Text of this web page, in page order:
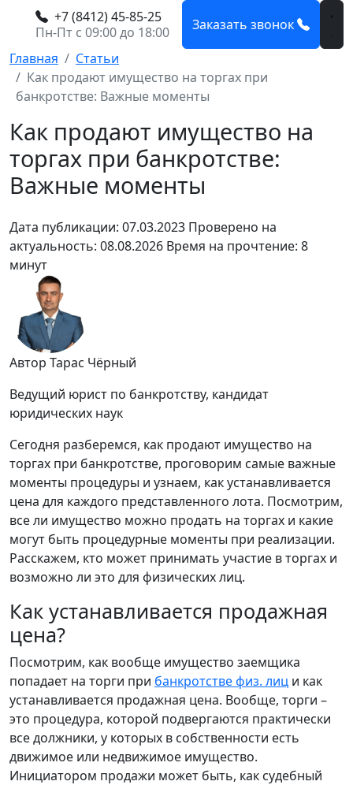
+7 (8412) 45-85-25
Пн-Пт с 09:00 до 18:00
Заказать звонок
Главная
Статьи
Как продают имущество на торгах при
банкротстве: Важные моменты
Как продают имущество на
торгах при банкротстве:
Важные моменты
Дата публикации: 07.03.2023 Проверено на
актуальность: 08.08.2026 Время на прочтение: 8
минут
Автор Тарас Чёрный
Ведущий юрист по банкротству, кандидат
юридических наук
Сегодня разберемся, как продают имущество на
торгах при банкротстве, проговорим самые важные
моменты процедуры и узнаем, как устанавливается
цена для каждого представленного лота. Посмотрим,
все ли имущество можно продать на торгах и какие
могут быть процедурные моменты при реализации.
Расскажем, кто может принимать участие в торгах и
возможно ли это для физических лиц.
Как устанавливается продажная
цена?
Посмотрим, как вообще имущество заемщика
попадает на торги при банкротстве физ. лиц и как
устанавливается продажная цена. Вообще, торги –
это процедура, которой подвергаются практически
все должники, у которых в собственности есть
движимое или недвижимое имущество.
Инициатором продажи может быть, как судебный